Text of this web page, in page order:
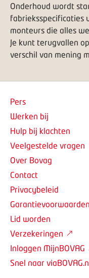
Onderhoud wordt
fabrieksspecificaties
monteurs die alles
Je kunt terugvallen
verschil van mening
Pers
Werken bij
Hulp bij klachten
Veelgestelde vragen
Over Bovag
Contact
Privacybeleid
Garantievoorwaarden
Lid worden
Verzekeringen
Inloggen MijnBOVAG
Snel naar